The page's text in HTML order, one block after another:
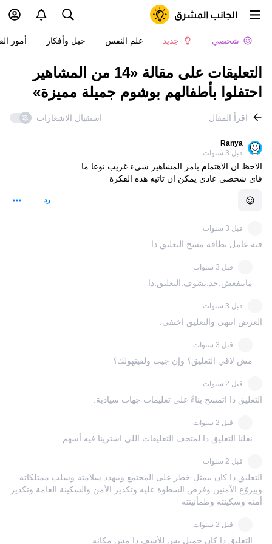
شخصي جديد علم النفس حيل وأفكار أمور
التعليقات على مقالة «14 من المشاهير
احتفلوا بأطفالهم بوشوم جميلة مميزة»
اقرأ المقال استقبال الاشعارات
Ranya
قبل 3 سنوات
الاحظ ان الاهتمام بامر المشاهير شيء غريب نوعا ما
فاي شخصي عادي يمكن ان تاتيه هذه الفكرة
رد
قبل 3 سنوات
فيه عامل نظافة مسح التعليق دا.
قبل 3 سنوات
ماينفعش.حد.يشوف.التعليق.دا
قبل 3 سنوات
العرض انتهى والتعليق اختفى.
قبل 3 سنوات
مش لاقي التعليق؟ وإن جيت ولقيتهولك؟
قبل 2 سنوات
التعليق دا اتمسح بناءً على تعليمات جهات سيادية.
قبل 2 سنوات
نقلنا التعليق دا لمتحف التعليقات اللي اشترينا فيه أسهم.
قبل 2 سنوات
التعليق دا كان بيمثل خطر على المجتمع وبيهدد سلامته وسلب ممتلكاته
وبيروّع الآمنين وفرض السطوة عليه وتكدير الأمن والسكينة العامة وتكدير
أمنه وسكينته وطمأنينته
قبل 2 سنوات
التعليق دا كان جميل بس للأسف دا مش مكانه.